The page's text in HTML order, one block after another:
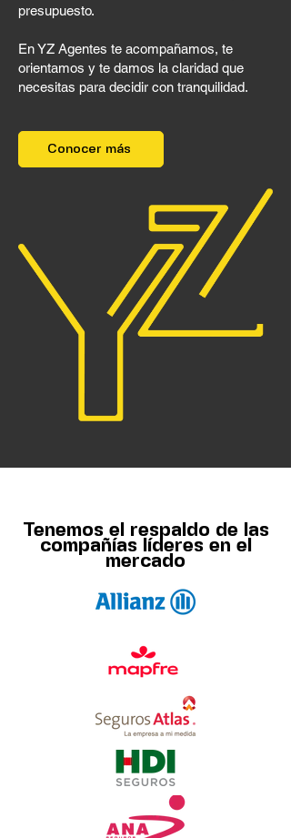
presupuesto.
En YZ Agentes te acompañamos, te
orientamos y te damos la claridad que
necesitas para decidir con tranquilidad.
Conocer más
Tenemos el respaldo de las
compañías líderes en el
mercado